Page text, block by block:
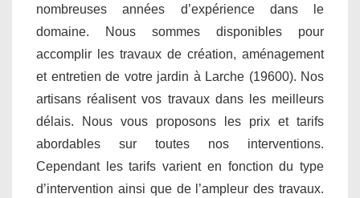
nombreuses années d’expérience dans le
domaine. Nous sommes disponibles pour
accomplir les travaux de création, aménagement
et entretien de votre jardin à Larche (19600). Nos
artisans réalisent vos travaux dans les meilleurs
délais. Nous vous proposons les prix et tarifs
abordables sur toutes nos interventions.
Cependant les tarifs varient en fonction du type
d’intervention ainsi que de l’ampleur des travaux.